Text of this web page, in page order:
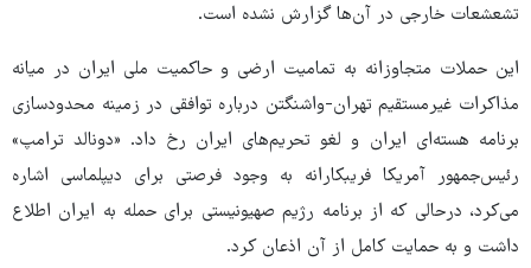
تشعشعات خارجی در آن‌ها گزارش نشده است.
این حملات متجاوزانه به تمامیت ارضی و حاکمیت ملی ایران در میانه
مذاکرات غیرمستقیم تهران-واشنگتن درباره توافقی در زمینه محدودسازی
برنامه هسته‌ای ایران و لغو تحریم‌های ایران رخ داد. «دونالد ترامپ»
رئیس‌جمهور آمریکا فریبکارانه به وجود فرصتی برای دیپلماسی اشاره
می‌کرد، درحالی که از برنامه رژیم صهیونیستی برای حمله به ایران اطلاع
داشت و به حمایت کامل از آن اذعان کرد.